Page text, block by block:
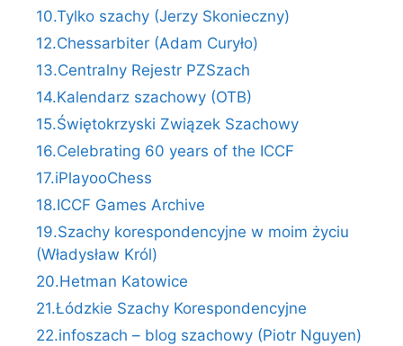
10.Tylko szachy (Jerzy Skonieczny)
12.Chessarbiter (Adam Curyło)
13.Centralny Rejestr PZSzach
14.Kalendarz szachowy (OTB)
15.Świętokrzyski Związek Szachowy
16.Celebrating 60 years of the ICCF
17.iPlayooChess
18.ICCF Games Archive
19.Szachy korespondencyjne w moim życiu
(Władysław Król)
20.Hetman Katowice
21.Łódzkie Szachy Korespondencyjne
22.infoszach – blog szachowy (Piotr Nguyen)